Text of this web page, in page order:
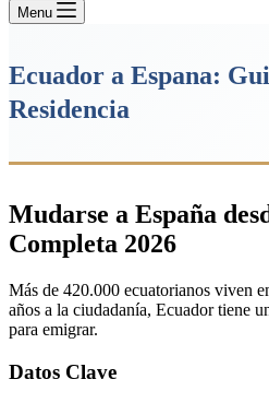
Menu
Ecuador a Espana:
Residencia
Mudarse a España
Completa 2026
Más de 420.000 ecuatorianos viven
años a la ciudadanía, Ecuador tiene
para emigrar.
Datos Clave